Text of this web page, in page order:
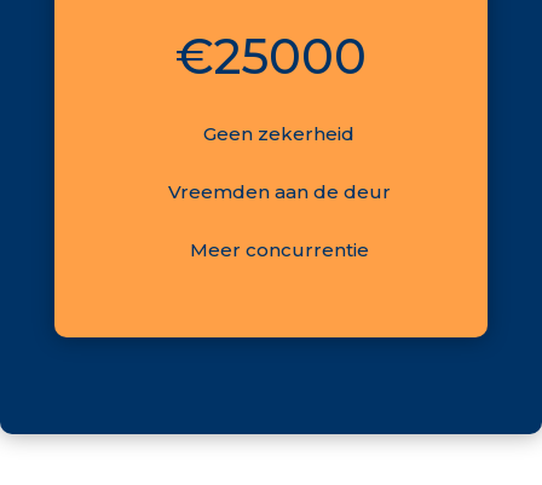
€25000
Geen zekerheid
Vreemden aan de deur
Meer concurrentie